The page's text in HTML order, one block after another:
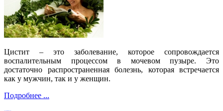
Цистит – это заболевание, которое сопровождается
воспалительным процессом в мочевом пузыре. Это
достаточно распространенная болезнь, которая встречается
как у мужчин, так и у женщин.
Подробнее ...